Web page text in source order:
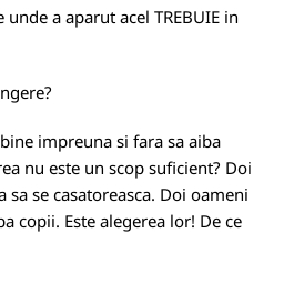
a aparut acel TREBUIE in
impreuna si fara sa aiba
nu este un scop suficient? Doi
se casatoreasca. Doi oameni
copii. Este alegerea lor! De ce